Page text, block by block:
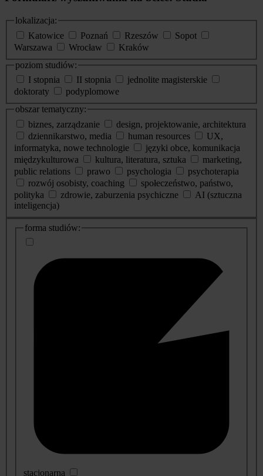
lokalizacja:
Katowice
Poznań Rzeszów
Sopot
Warszawa
Wrocław
Kraków
poziom studiów:
I stopnia
II stopnia
jednolite magisterskie
doktoraty
podyplomowe
obszar tematyczny:
biznes, zarządzanie
design, projektowanie, architektura
dziennikarstwo, media
human resources
UX,
informatyka, nowe technologie
języki obce, komunikacja
międzykulturowa
kultura, literatura, sztuka
marketing,
public relations
prawo psychologia
psychoterapia
rozwój osobisty, coaching
społeczeństwo, państwo,
polityka
zdrowie, zaburzenia psychiczne
AI (sztuczna
inteligencja)
dodatkowe
informacje
forma studiów:
stacjonarna